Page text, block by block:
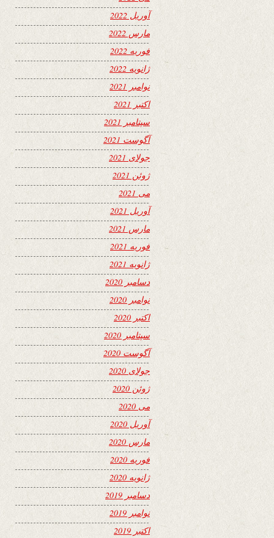
آوریل 2022
مارس 2022
فوریه 2022
ژانویه 2022
نوامبر 2021
اکتبر 2021
سپتامبر 2021
آگوست 2021
جولای 2021
ژوئن 2021
می 2021
آوریل 2021
مارس 2021
فوریه 2021
ژانویه 2021
دسامبر 2020
نوامبر 2020
اکتبر 2020
سپتامبر 2020
آگوست 2020
جولای 2020
ژوئن 2020
می 2020
آوریل 2020
مارس 2020
فوریه 2020
ژانویه 2020
دسامبر 2019
نوامبر 2019
اکتبر 2019